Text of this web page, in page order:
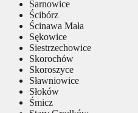
Sarnowice
Ścibórz
Ścinawa Mała
Sękowice
Siestrzechowice
Skorochów
Skoroszyce
Sławniowice
Słoków
Śmicz